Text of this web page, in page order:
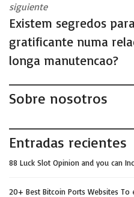
siguiente
Existem segredos
gratificante numa
longa manutencao?
Sobre nosotros
Entradas recientes
88 Luck Slot Opinion and you can
20+ Best Bitcoin Ports Websites To